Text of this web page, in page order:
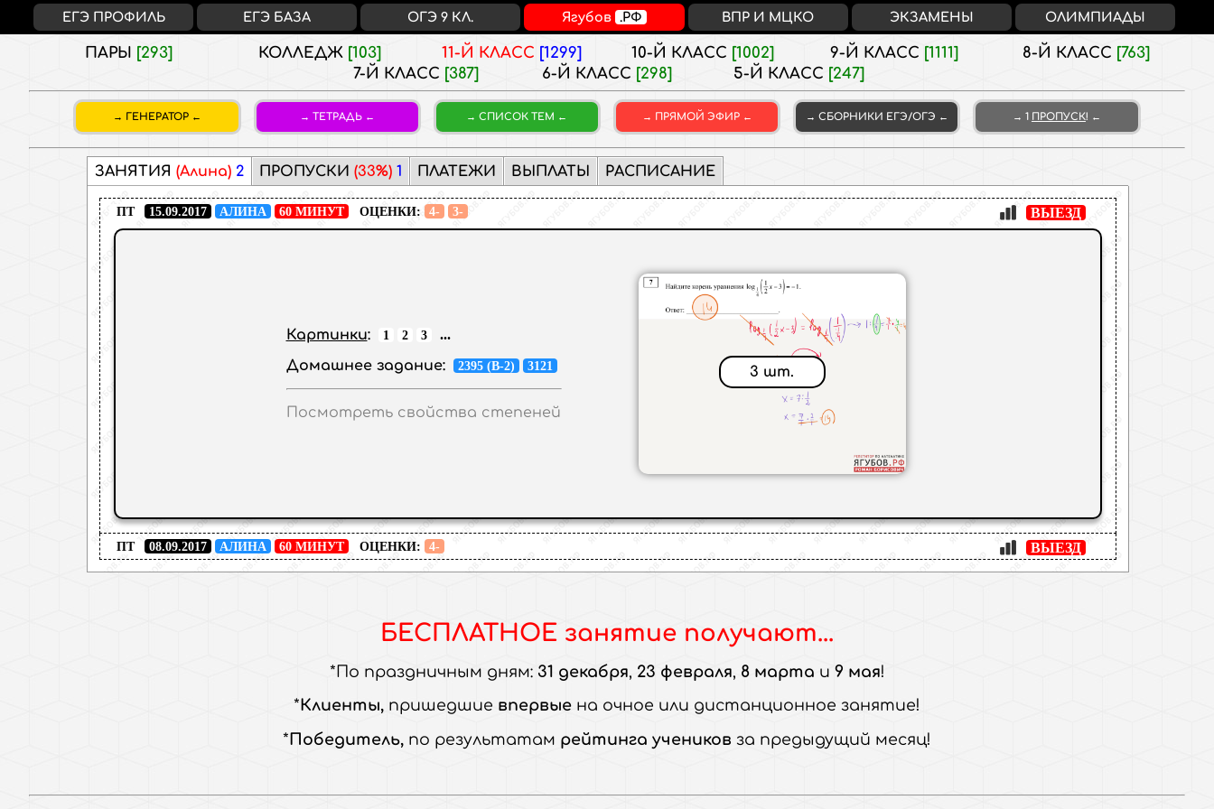
ПАРЫ [293] КОЛЛЕДЖ [103] 11-Й КЛАСС [1299] 10-Й КЛАСС [1002] 9-Й КЛАСС [1111] 8-Й КЛАСС [763]
7-Й КЛАСС [387] 6-Й КЛАСС [298] 5-Й КЛАСС [247]
ГЕНЕРАТОР ТЕТРАДЬ СПИСОК ТЕМ ПРЯМОЙ ЭФИР СБОРНИКИ ЕГЭ/ОГЭ 1 ПРОПУСК!
ЗАНЯТИЯ (Алина) 2 ПРОПУСКИ (33%) 1 ПЛАТЕЖИ ВЫПЛАТЫ РАСПИСАНИЕ
ВЫЕЗД
ПТ 15.09.2017 АЛИНА 60 МИНУТ ОЦЕНКИ: 4- 3-
Картинки: 1 2 3 ...
Домашнее задание: 2395 (В-2) 3121
Посмотреть свойства степеней
3 шт.
ВЫЕЗД
ПТ 08.09.2017 АЛИНА 60 МИНУТ ОЦЕНКИ: 4-
БЕСПЛАТНОЕ занятие получают...
По праздничным дням: 31 декабря, 23 февраля, 8 марта и 9 мая
Клиенты, пришедшие впервые на очное или дистанционное занятие
Победитель, по результатам рейтинга учеников за предыдущий месяц
ЕГЭ ПРОФИЛЬ ЕГЭ БАЗА ОГЭ 9 КЛ. Ягубов .РФ ВПР И МЦКО ЭКЗАМЕНЫ ОЛИМПИАДЫ